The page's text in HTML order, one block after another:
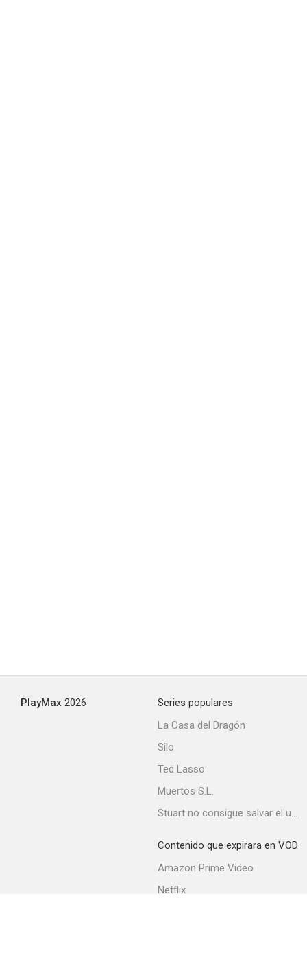
PlayMax 2026
Series populares
La Casa del Dragón
Silo
Ted Lasso
Muertos S.L.
Stuart no consigue salvar el universo
Contenido que expirara en VOD
Amazon Prime Video
Netflix